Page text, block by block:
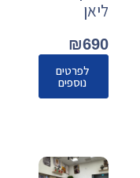
ליאן
₪690
לפרטים
נוספים